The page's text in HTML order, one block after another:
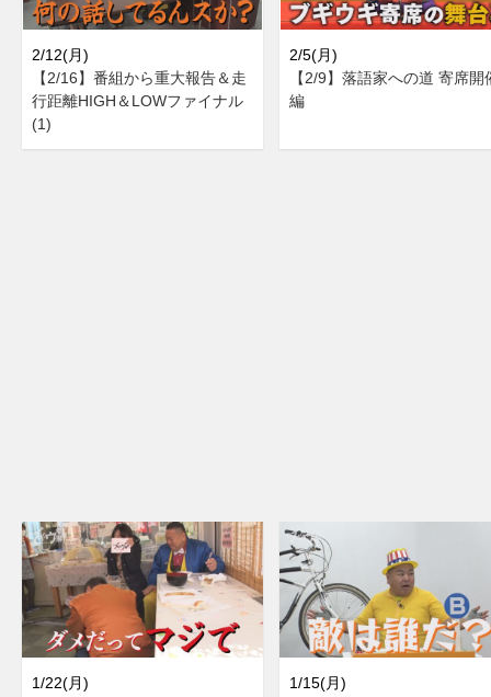
2/12(月)
【2/16】番組から重大報告＆走
行距離HIGH＆LOWファイナル
(1)
2/5(月)
【2/9】落語家への道 寄席開
編
1/22(月) 1/15(月)